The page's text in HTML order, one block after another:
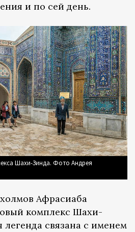
и по сей день.
Шахи-Зинда. Фото Андрея
Афрасиаба
комплекс Шахи-
легенда связана с именем